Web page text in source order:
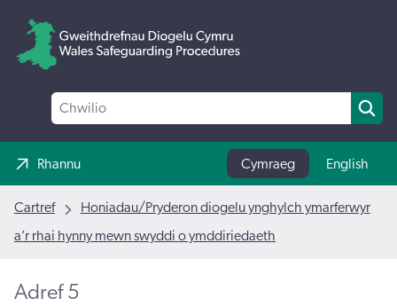
Rhannu Cymraeg English
Cartref
Honiadau/Pryderon diogelu ynghylch ymarferwyr
a’r rhai hynny mewn swyddi o ymddiriedaeth
Adref 5